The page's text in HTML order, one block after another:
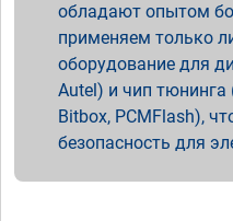
обладают опытом
применяем только
оборудование для
Autel) и чип тюнинга
Bitbox, PCMFlash),
безопасность для